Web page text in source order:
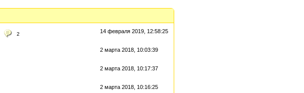
2 14 февраля 2019, 12:58:25
2 марта 2018, 10:03:39
2 марта 2018, 10:17:37
2 марта 2018, 10:16:25